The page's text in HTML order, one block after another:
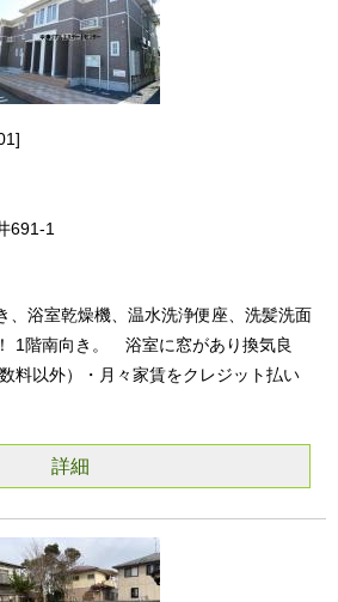
691-1
浴室乾燥機、温水洗浄便座、洗髪洗面
1階南向き。 浴室に窓があり換気良
料以外）・月々家賃をクレジット払い
詳細